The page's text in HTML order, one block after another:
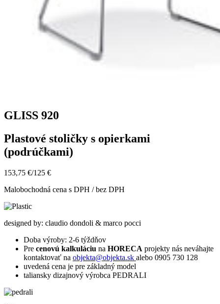
GLISS 920
Plastové stoličky s opierkami
(podrúčkami)
153,75 €/125 €
Malobochodná cena s DPH / bez DPH
designed by: claudio dondoli & marco pocci
Doba výroby: 2-6 týždňov
Pre cenovú kalkuláciu na HORECA projekty nás neváhajte
kontaktovať na objekta@objekta.sk alebo 0905 730 128
uvedená cena je pre základný model
taliansky dizajnový výrobca PEDRALI